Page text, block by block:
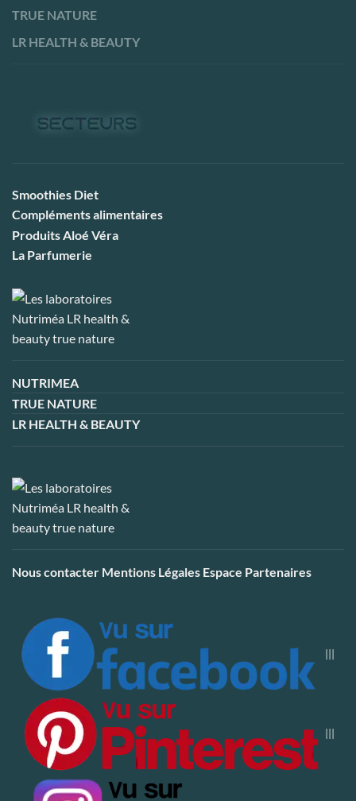
TRUE NATURE
LR HEALTH & BEAUTY
Smoothies Diet
Compléments alimentaires
Produits Aloé Véra
La Parfumerie
NUTRIMEA
TRUE NATURE
LR HEALTH & BEAUTY
Nous contacter Mentions Légales Espace Partenaires
|||
|||